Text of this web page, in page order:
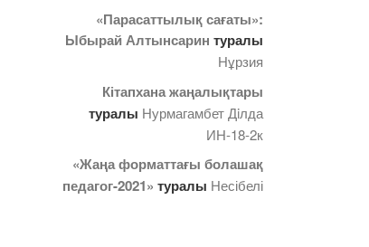
«Парасаттылық сағаты»:
Ыбырай Алтынсарин туралы
Нұрзия
Кітапхана жаңалықтары
туралы Нурмагамбет Дiлда
ИН-18-2к
«Жаңа форматтағы болашақ
педагог-2021» туралы Несібелі